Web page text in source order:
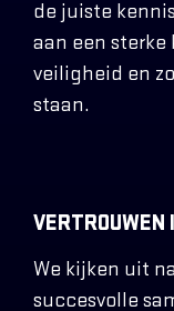
de juiste
aan een
veiligheid en
staan.
VERTROUWEN
We kijken uit
succesvolle